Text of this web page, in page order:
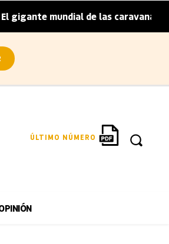
de las caravanas asume
ÚLTIMO NÚMERO